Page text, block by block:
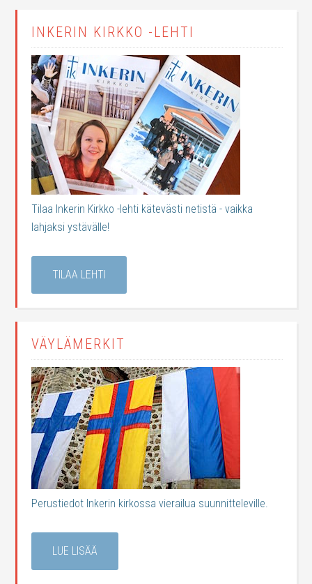
INKERIN KIRKKO -LEHTI
Tilaa Inkerin Kirkko -lehti kätevästi netistä - vaikka
lahjaksi ystävälle!
TILAA LEHTI
VÄYLÄMERKIT
Perustiedot Inkerin kirkossa vierailua suunnitteleville.
LUE LISÄÄ